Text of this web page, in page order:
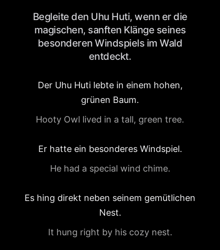
Begleite den Uhu Huti, wenn er die
magischen, sanften Klänge seines
besonderen Windspiels im Wald
entdeckt.
Der Uhu Huti lebte in einem hohen,
grünen Baum.
Hooty Owl lived in a tall, green tree.
Er hatte ein besonderes Windspiel.
He had a special wind chime.
Es hing direkt neben seinem gemütlichen
Nest.
It hung right by his cozy nest.